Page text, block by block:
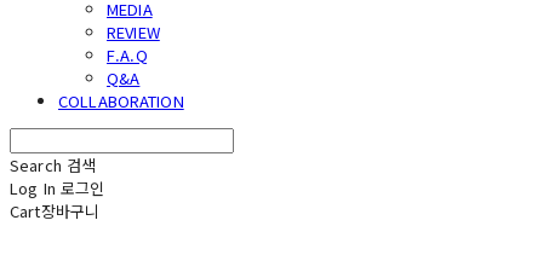
MEDIA
REVIEW
F.A.Q
Q&A
COLLABORATION
Search 검색
Log In 로그인
Cart장바구니